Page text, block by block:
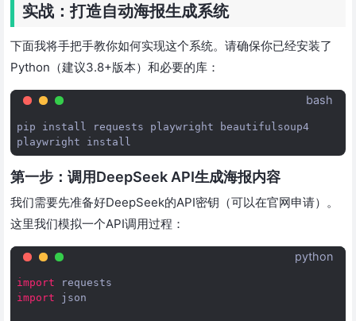
实战：打造自动海报生成系统
下面我将手把手教你如何实现这个系统。请确保你已经安装了
Python（建议3.8+版本）和必要的库：
bash
pip install requests playwright
beautifulsoup4
playwright
第一步：调用DeepSeek API生成海报内容
我们需要先准备好DeepSeek的API密钥（可以在官网申请）。
这里我们模拟一个API调用过程：
python
import
requests
import
json